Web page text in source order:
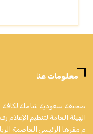
معلومات عنا
صحيفة سعودية شاملة لكافة
م مقرها الرئيسي العاصمة